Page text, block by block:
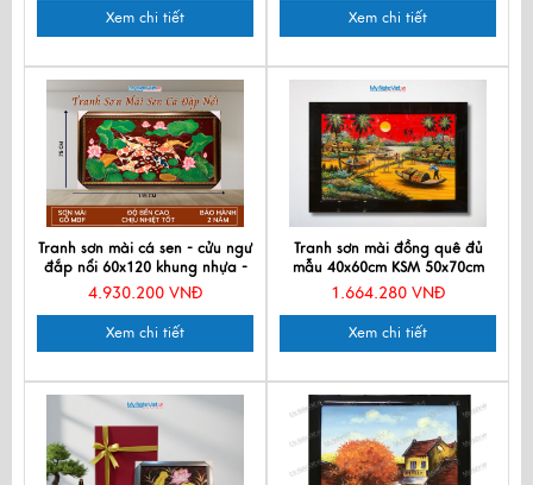
Xem chi tiết Xem chi tiết
Tranh sơn mài cá sen - cửu ngư
đắp nổi 60x120 khung nhựa -
TSM60120K-CNĐN
4.930.200 VNĐ
Xem chi tiết
Tranh sơn mài đồng quê đủ
mẫu 40x60cm KSM 50x70cm
TSM46KSM-01
1.664.280 VNĐ
Xem chi tiết